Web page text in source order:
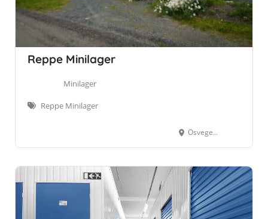
Reppe Minilager
Minilager
Reppe Minilager
Osvegen 60, 7054 Ranheim